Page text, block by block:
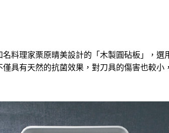
料理家栗原晴美設計的「木製圓砧板」，選
具有天然的抗菌效果，對刀具的傷害也較小